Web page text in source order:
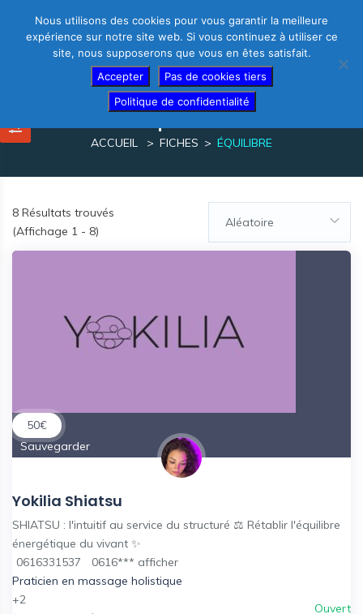
équilibre
ACCUEIL FICHES ÉQUILIBRE
8 Résultats trouvés
(Affichage 1 - 8)
Aléatoire
50€
Sauvegarder
Yokilia Shiatsu
SHIATSU : l'intuitif au service du structuré ⚖ Rétablir l'équilibre
énergétique du vivant ✨
0616331537
0616*** afficher
Praticien en massage holistique
+2
Ouvert
Nous utilisons des cookies pour vous garantir la meilleure
expérience sur notre site web. Si vous continuez à utiliser ce
site, nous supposerons que vous en êtes satisfait.
Accepter
Pas de cookies tiers
Politique de confidentialité